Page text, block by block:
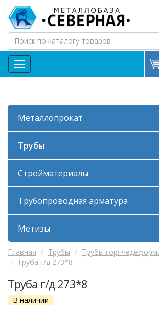
МЕНЮ
Металлопрокат
Трубы
Стройматериалы
Трубопроводная арматура
Метизы
Главная Трубы
Трубы
Труба г/д 273*8
Труба г/д 273*8
В наличии